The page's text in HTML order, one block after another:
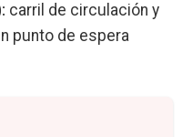
carril de circulación y
punto de espera